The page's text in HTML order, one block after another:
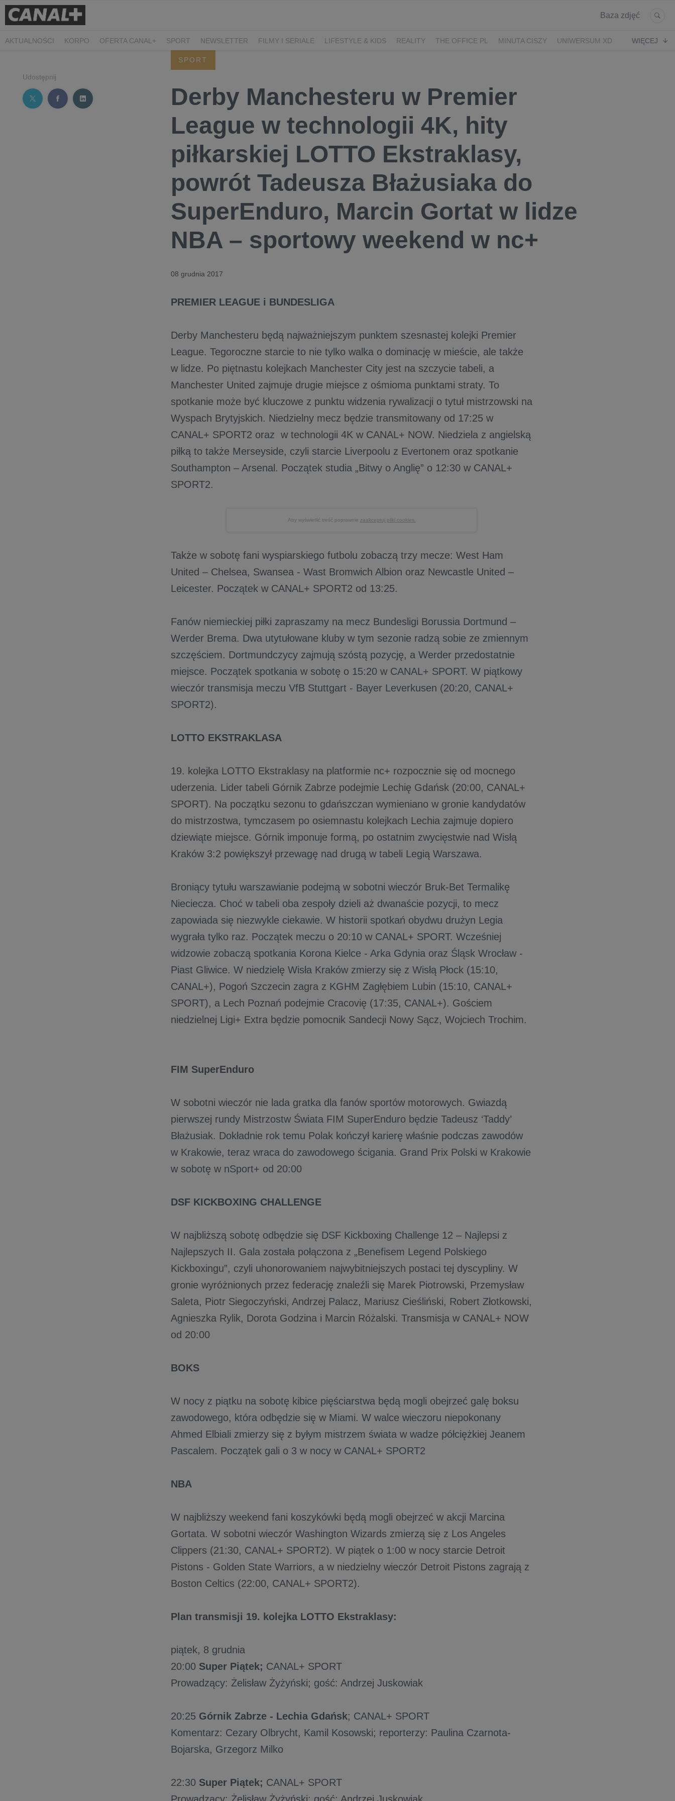
Baza zdjęć
AKTUALNOŚCI KORPO OFERTA CANAL+ SPORT NEWSLETTER FILMY I SERIALE LIFESTYLE & KIDS REALITY THE OFFICE PL MINUTA CISZY
UNIWERSUM XD
ALGORYTM MIŁOŚCI
PLANETA SINGLI. OSIEM HISTORII
KIDS DOKUMENT
WIĘCEJ
Udostępnij
SPORT
Derby Manchesteru w Premier
League w technologii 4K, hity
piłkarskiej LOTTO Ekstraklasy,
powrót Tadeusza Błażusiaka do
SuperEnduro, Marcin Gortat w lidze
NBA – sportowy weekend w nc+
08 grudnia 2017
PREMIER LEAGUE i BUNDESLIGA
Derby Manchesteru będą najważniejszym punktem szesnastej kolejki Premier
League. Tegoroczne starcie to nie tylko walka o dominację w mieście, ale także
w lidze. Po piętnastu kolejkach Manchester City jest na szczycie tabeli, a
Manchester United zajmuje drugie miejsce z ośmioma punktami straty. To
spotkanie może być kluczowe z punktu widzenia rywalizacji o tytuł mistrzowski na
Wyspach Brytyjskich. Niedzielny mecz będzie transmitowany od 17:25 w
CANAL+ SPORT2 oraz w technologii 4K w CANAL+ NOW. Niedziela z angielską
piłką to także Merseyside, czyli starcie Liverpoolu z Evertonem oraz spotkanie
Southampton – Arsenal. Początek studia „Bitwy o Anglię” o 12:30 w CANAL+
SPORT2.
Aby wyświetlić treść poprawnie zaakceptuj pliki cookies.
Także w sobotę fani wyspiarskiego futbolu zobaczą trzy mecze: West Ham
United – Chelsea, Swansea - Wast Bromwich Albion oraz Newcastle United –
Leicester. Początek w CANAL+ SPORT2 od 13:25.
Fanów niemieckiej piłki zapraszamy na mecz Bundesligi Borussia Dortmund –
Werder Brema. Dwa utytułowane kluby w tym sezonie radzą sobie ze zmiennym
szczęściem. Dortmundczycy zajmują szóstą pozycję, a Werder przedostatnie
miejsce. Początek spotkania w sobotę o 15:20 w CANAL+ SPORT. W piątkowy
wieczór transmisja meczu VfB Stuttgart - Bayer Leverkusen (20:20, CANAL+
SPORT2).
LOTTO EKSTRAKLASA
19. kolejka LOTTO Ekstraklasy na platformie nc+ rozpocznie się od mocnego
uderzenia. Lider tabeli Górnik Zabrze podejmie Lechię Gdańsk (20:00, CANAL+
SPORT). Na początku sezonu to gdańszczan wymieniano w gronie kandydatów
do mistrzostwa, tymczasem po osiemnastu kolejkach Lechia zajmuje dopiero
dziewiąte miejsce. Górnik imponuje formą, po ostatnim zwycięstwie nad Wisłą
Kraków 3:2 powiększył przewagę nad drugą w tabeli Legią Warszawa.
Broniący tytułu warszawianie podejmą w sobotni wieczór Bruk-Bet Termalikę
Nieciecza. Choć w tabeli oba zespoły dzieli aż dwanaście pozycji, to mecz
zapowiada się niezwykle ciekawie. W historii spotkań obydwu drużyn Legia
wygrała tylko raz. Początek meczu o 20:10 w CANAL+ SPORT. Wcześniej
widzowie zobaczą spotkania Korona Kielce - Arka Gdynia oraz Śląsk Wrocław -
Piast Gliwice. W niedzielę Wisła Kraków zmierzy się z Wisłą Płock (15:10,
CANAL+), Pogoń Szczecin zagra z KGHM Zagłębiem Lubin (15:10, CANAL+
SPORT), a Lech Poznań podejmie Cracovię (17:35, CANAL+). Gościem
niedzielnej Ligi+ Extra będzie pomocnik Sandecji Nowy Sącz, Wojciech Trochim.
FIM SuperEnduro
W sobotni wieczór nie lada gratka dla fanów sportów motorowych. Gwiazdą
pierwszej rundy Mistrzostw Świata FIM SuperEnduro będzie Tadeusz ‘Taddy’
Błażusiak. Dokładnie rok temu Polak kończył karierę właśnie podczas zawodów
w Krakowie, teraz wraca do zawodowego ścigania. Grand Prix Polski w Krakowie
w sobotę w nSport+ od 20:00
DSF KICKBOXING CHALLENGE
W najbliższą sobotę odbędzie się DSF Kickboxing Challenge 12 – Najlepsi z
Najlepszych II. Gala została połączona z „Benefisem Legend Polskiego
Kickboxingu”, czyli uhonorowaniem najwybitniejszych postaci tej dyscypliny. W
gronie wyróżnionych przez federację znaleźli się Marek Piotrowski, Przemysław
Saleta, Piotr Siegoczyński, Andrzej Palacz, Mariusz Cieśliński, Robert Złotkowski,
Agnieszka Rylik, Dorota Godzina i Marcin Różalski. Transmisja w CANAL+ NOW
od 20:00
BOKS
W nocy z piątku na sobotę kibice pięściarstwa będą mogli obejrzeć galę boksu
zawodowego, która odbędzie się w Miami. W walce wieczoru niepokonany
Ahmed Elbiali zmierzy się z byłym mistrzem świata w wadze półciężkiej Jeanem
Pascalem. Początek gali o 3 w nocy w CANAL+ SPORT2
NBA
W najbliższy weekend fani koszykówki będą mogli obejrzeć w akcji Marcina
Gortata. W sobotni wieczór Washington Wizards zmierzą się z Los Angeles
Clippers (21:30, CANAL+ SPORT2). W piątek o 1:00 w nocy starcie Detroit
Pistons - Golden State Warriors, a w niedzielny wieczór Detroit Pistons zagrają z
Boston Celtics (22:00, CANAL+ SPORT2).
Plan transmisji 19. kolejka LOTTO Ekstraklasy:
piątek, 8 grudnia
20:00 Super Piątek; CANAL+ SPORT
Prowadzący: Żelisław Żyżyński; gość: Andrzej Juskowiak
20:25 Górnik Zabrze - Lechia Gdańsk; CANAL+ SPORT
Komentarz: Cezary Olbrycht, Kamil Kosowski; reporterzy: Paulina Czarnota-
Bojarska, Grzegorz Milko
22:30 Super Piątek; CANAL+ SPORT